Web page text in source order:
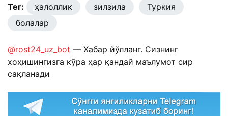
Тег: ҳалоллик зилзила
Туркия
болалар
@rost24_uz_bot — Хабар йўлланг. Сизнинг
хоҳишингизга кўра ҳар қандай маълумот сир
сақланади